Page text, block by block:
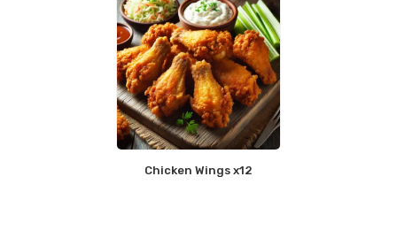
Chicken Wings x12